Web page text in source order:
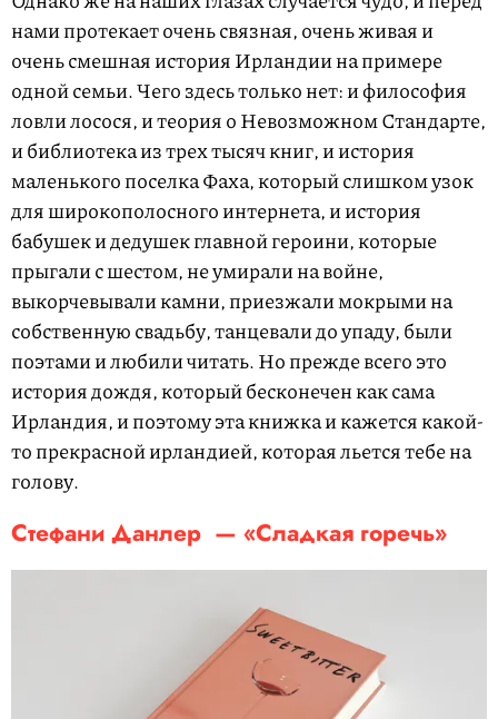
нами протекает очень связная, очень живая и
очень смешная история Ирландии на примере
одной семьи. Чего здесь только нет: и философия
ловли лосося, и теория о Невозможном Стандарте,
и библиотека из трех тысяч книг, и история
маленького поселка Фаха, который слишком узок
для широкополосного интернета, и история
бабушек и дедушек главной героини, которые
прыгали с шестом, не умирали на войне,
выкорчевывали камни, приезжали мокрыми на
собственную свадьбу, танцевали до упаду, были
поэтами и любили читать. Но прежде всего это
история дождя, который бесконечен как сама
Ирландия, и поэтому эта книжка и кажется какой-
то прекрасной ирландией, которая льется тебе на
голову.
Стефани Данлер — «Сладкая горечь»